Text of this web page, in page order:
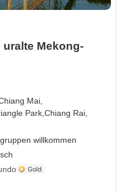
Mekong-
Mai,
Park,Chiang Rai,
willkommen